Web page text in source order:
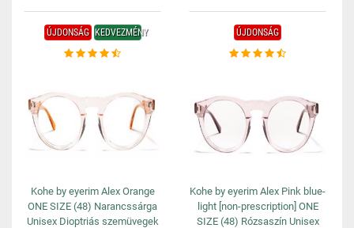
ÚJDONSÁG KEDVEZMÉNY
Kohe by eyerim Alex Orange
ONE SIZE (48) Narancssárga
Unisex Dioptriás szemüvegek
ÚJDONSÁG
Kohe by eyerim Alex Pink blue-
light [non-prescription] ONE
SIZE (48) Rózsaszín Unisex